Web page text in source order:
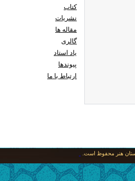
کتاب
نشریات
مقاله ها
گالری
یاد استاد
پيوندها
ارتباط با ما
هنر محفوظ است.